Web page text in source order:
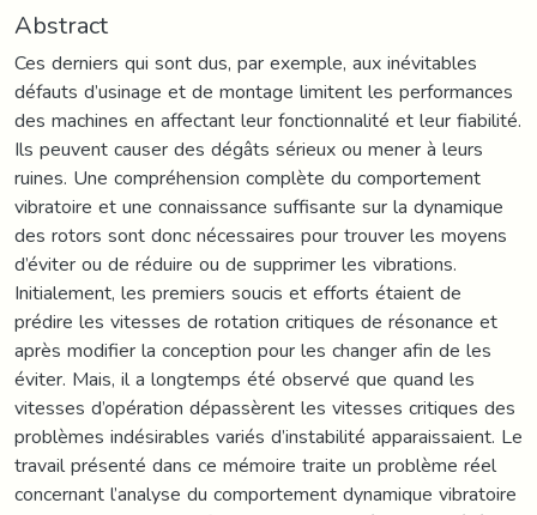
Abstract
Ces derniers qui sont dus, par exemple, aux inévitables
défauts d’usinage et de montage limitent les performances
des machines en affectant leur fonctionnalité et leur fiabilité.
Ils peuvent causer des dégâts sérieux ou mener à leurs
ruines. Une compréhension complète du comportement
vibratoire et une connaissance suffisante sur la dynamique
des rotors sont donc nécessaires pour trouver les moyens
d’éviter ou de réduire ou de supprimer les vibrations.
Initialement, les premiers soucis et efforts étaient de
prédire les vitesses de rotation critiques de résonance et
après modifier la conception pour les changer afin de les
éviter. Mais, il a longtemps été observé que quand les
vitesses d’opération dépassèrent les vitesses critiques des
problèmes indésirables variés d’instabilité apparaissaient. Le
travail présenté dans ce mémoire traite un problème réel
concernant l’analyse du comportement dynamique vibratoire